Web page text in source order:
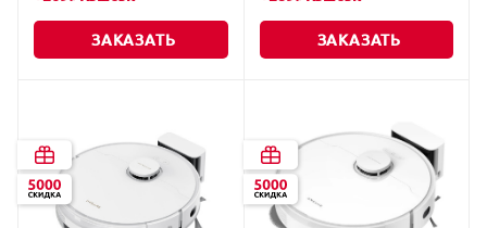
ЗАКАЗАТЬ ЗАКАЗАТЬ